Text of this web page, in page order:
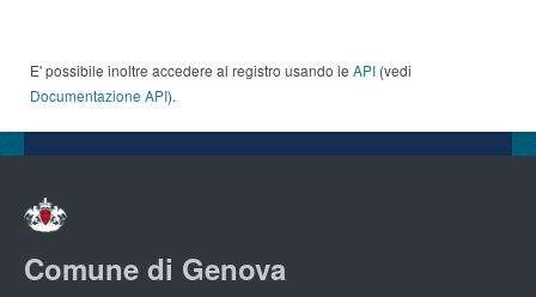
E' possibile inoltre accedere al registro usando le API (vedi
Documentazione API).
Comune di Genova